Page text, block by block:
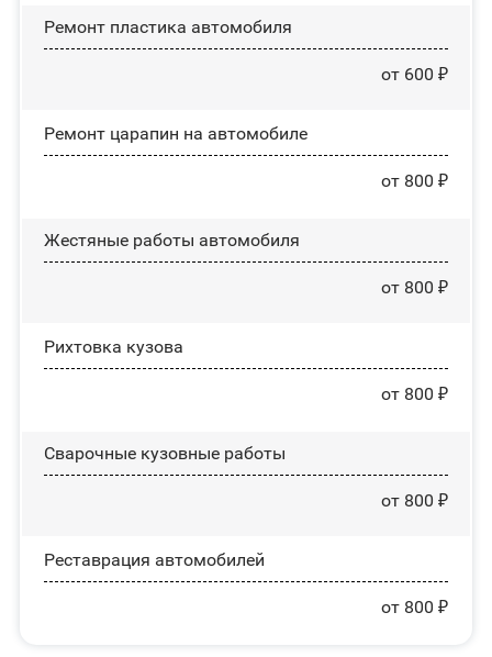
Ремонт пластика автомобиля
от 600 ₽
Ремонт царапин на автомобиле
от 800 ₽
Жестяные работы автомобиля
от 800 ₽
Рихтовка кузова
от 800 ₽
Сварочные кузовные работы
от 800 ₽
Реставрация автомобилей
от 800 ₽